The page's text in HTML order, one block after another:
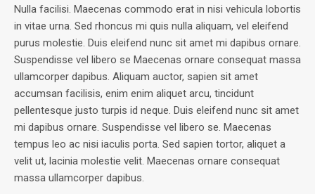
Nulla facilisi. Maecenas commodo erat in nisi vehicula lobortis
in vitae urna. Sed rhoncus mi quis nulla aliquam, vel eleifend
purus molestie. Duis eleifend nunc sit amet mi dapibus ornare.
Suspendisse vel libero se Maecenas ornare consequat massa
ullamcorper dapibus. Aliquam auctor, sapien sit amet
accumsan facilisis, enim enim aliquet arcu, tincidunt
pellentesque justo turpis id neque. Duis eleifend nunc sit amet
mi dapibus ornare. Suspendisse vel libero se. Maecenas
tempus leo ac nisi iaculis porta. Sed sapien tortor, aliquet a
velit ut, lacinia molestie velit. Maecenas ornare consequat
massa ullamcorper dapibus.